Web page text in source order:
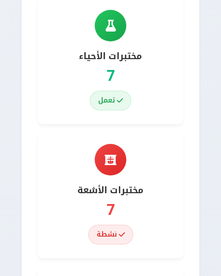
مختبرات الأحياء
7
تعمل
مختبرات الأشعة
7
نشطة